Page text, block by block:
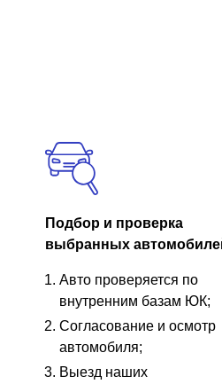
Подбор и проверка
выбранных
Авто проверяется по
внутренним базам ЮК;
Согласование и осмотр
автомобиля;
Выезд наших